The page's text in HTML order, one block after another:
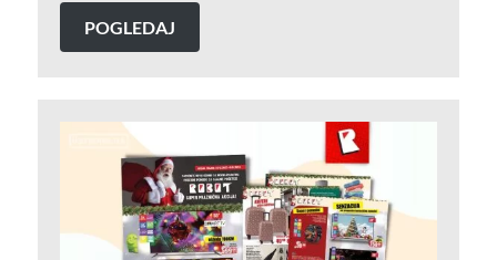
POGLEDAJ